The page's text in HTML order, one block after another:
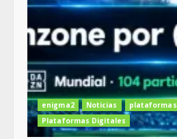
enigma2 Noticias
plataformas
Plataformas Digitales